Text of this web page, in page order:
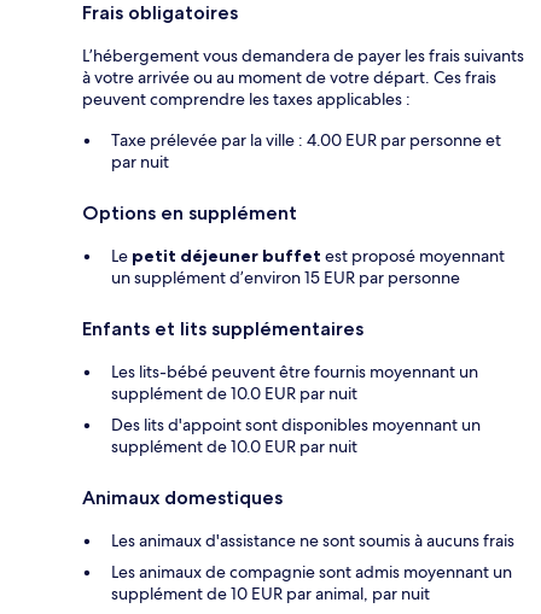
Frais obligatoires
L’hébergement vous demandera de payer les frais suivants
à votre arrivée ou au moment de votre départ. Ces frais
peuvent comprendre les taxes applicables :
Taxe prélevée par la ville : 4.00 EUR par personne et
par nuit
Options en supplément
Le petit déjeuner buffet est proposé moyennant
un supplément d’environ 15 EUR par personne
Enfants et lits supplémentaires
Les lits-bébé peuvent être fournis moyennant un
supplément de 10.0 EUR par nuit
Des lits d'appoint sont disponibles moyennant un
supplément de 10.0 EUR par nuit
Animaux domestiques
Les animaux d'assistance ne sont soumis à aucuns frais
Les animaux de compagnie sont admis moyennant un
supplément de 10 EUR par animal, par nuit